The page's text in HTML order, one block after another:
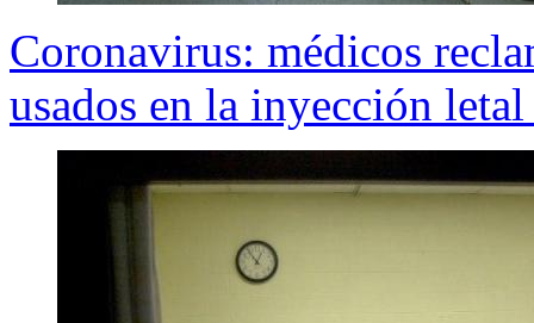
Coronavirus: médicos
usados en la inyección